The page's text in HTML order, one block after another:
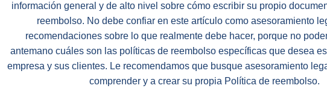
información general y de alto nivel sobre cómo escribir su propio
reembolso. No debe confiar en este artículo como asesoramiento
recomendaciones sobre lo que realmente debe hacer, porque no
antemano cuáles son las políticas de reembolso específicas que desea
empresa y sus clientes. Le recomendamos que busque asesoramiento
comprender y a crear su propia Política de reembolso.